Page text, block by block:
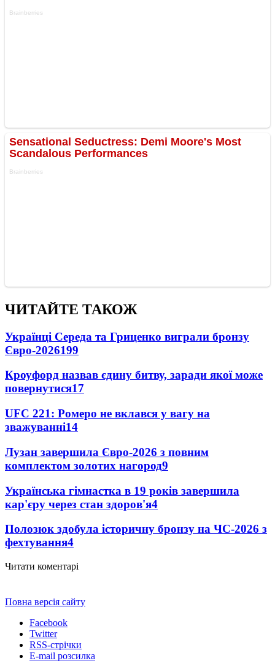
ЧИТАЙТЕ ТАКОЖ
Українці Середа та Гриценко виграли бронзу
Євро-2026199
Кроуфорд назвав єдину битву, заради якої може
повернутися17
UFC 221: Ромеро не вклався у вагу на
зважуванні14
Лузан завершила Євро-2026 з повним
комплектом золотих нагород9
Українська гімнастка в 19 років завершила
кар'єру через стан здоров'я4
Полозюк здобула історичну бронзу на ЧС-2026 з
фехтування4
Читати коментарі
Повна версія сайту
Facebook
Twitter
RSS-стрічки
E-mail розсилка